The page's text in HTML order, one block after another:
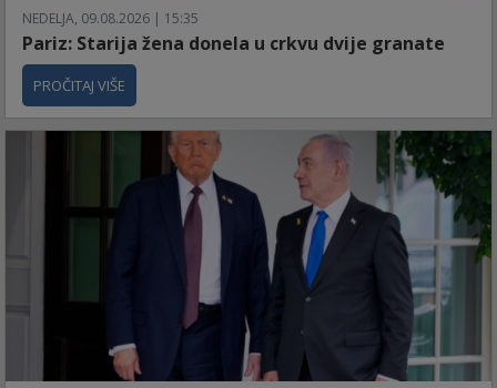
NEDELJA, 09.08.2026 | 15:35
Pariz: Starija žena donela u crkvu dvije granate
PROČITAJ VIŠE